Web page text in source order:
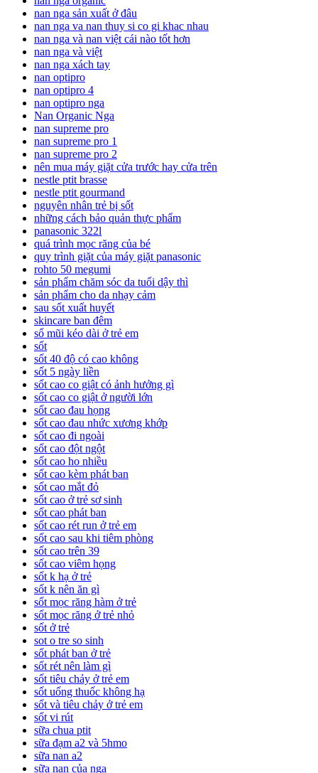
nan nga sản xuất ở đâu
nan nga va nan thuy si co gi khac nhau
nan nga và nan việt cái nào tốt hơn
nan nga và việt
nan nga xách tay
nan optipro
nan optipro 4
nan optipro nga
Nan Organic Nga
nan supreme pro
nan supreme pro 1
nan supreme pro 2
nên mua máy giặt cửa trước hay cửa trên
nestle ptit brasse
nestle ptit gourmand
nguyên nhân trẻ bị sốt
những cách bảo quản thực phẩm
panasonic 322l
quá trình mọc răng của bé
quy trình giặt của máy giặt panasonic
rohto 50 megumi
sản phẩm chăm sóc da tuổi dậy thì
sản phẩm cho da nhạy cảm
sau sốt xuất huyết
skincare ban đêm
sổ mũi kéo dài ở trẻ em
sốt
sốt 40 độ có cao không
sốt 5 ngày liền
sốt cao co giật có ảnh hưởng gì
sốt cao co giật ở người lớn
sốt cao đau họng
sốt cao đau nhức xương khớp
sốt cao đi ngoài
sốt cao đột ngột
sốt cao ho nhiều
sốt cao kèm phát ban
sốt cao mắt đỏ
sốt cao ở trẻ sơ sinh
sốt cao phát ban
sốt cao rét run ở trẻ em
sốt cao sau khi tiêm phòng
sốt cao trên 39
sốt cao viêm họng
sốt k hạ ở trẻ
sốt k nên ăn gì
sốt mọc răng hàm ở trẻ
sốt mọc răng ở trẻ nhỏ
sốt ở trẻ
sot o tre so sinh
sốt phát ban ở trẻ
sốt rét nên làm gì
sốt tiêu chảy ở trẻ em
sốt uống thuốc không hạ
sốt và tiêu chảy ở trẻ em
sốt vi rút
sữa chua ptit
sữa đạm a2 và 5hmo
sữa nan a2
sữa nan của nga